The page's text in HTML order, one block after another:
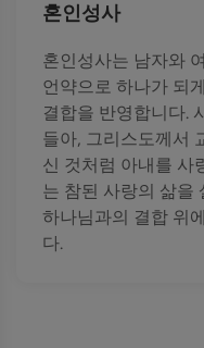
혼인성사
혼인성사는 남자와
언약으로 하나가 되
결합을 반영합니다.
들아, 그리스도께서
신 것처럼 아내를 사
는 참된 사랑의 삶을
하나님과의 결합 위
다.